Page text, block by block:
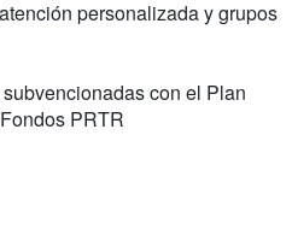
personalizada y grupos
con el Plan
PRTR